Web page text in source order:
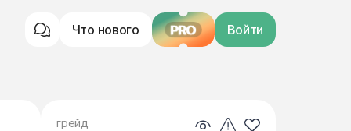
Что нового PRO Войти
грейд